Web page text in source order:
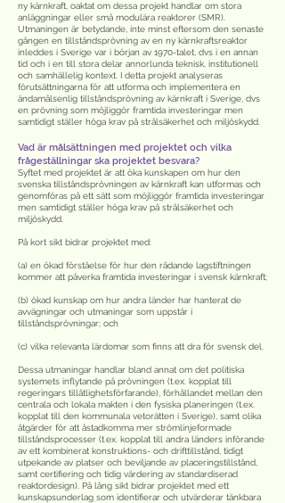
ny kärnkraft, oaktat om dessa projekt handlar om stora
anläggningar eller små modulära reaktorer (SMR).
Utmaningen är betydande, inte minst eftersom den senaste
gången en tillståndsprövning av en ny kärnkraftsreaktor
inleddes i Sverige var i början av 1970-talet, dvs i en annan
tid och i en till stora delar annorlunda teknisk, institutionell
och samhällelig kontext. I detta projekt analyseras
förutsättningarna för att utforma och implementera en
ändamålsenlig tillståndsprövning av kärnkraft i Sverige, dvs
en prövning som möjliggör framtida investeringar men
samtidigt ställer höga krav på strålsäkerhet och miljöskydd.
Vad är målsättningen med projektet och vilka
frågeställningar ska projektet besvara?
Syftet med projektet är att öka kunskapen om hur den
svenska tillståndsprövningen av kärnkraft kan utformas och
genomföras på ett sätt som möjliggör framtida investeringar
men samtidigt ställer höga krav på strålsäkerhet och
miljöskydd.
På kort sikt bidrar projektet med:
(a) en ökad förståelse för hur den rådande lagstiftningen
kommer att påverka framtida investeringar i svensk kärnkraft;
(b) ökad kunskap om hur andra länder har hanterat de
avvägningar och utmaningar som uppstår i
tillståndsprövningar; och
(c) vilka relevanta lärdomar som finns att dra för svensk del.
Dessa utmaningar handlar bland annat om det politiska
systemets inflytande på prövningen (t.ex. kopplat till
regeringars tillåtlighetsförfarande), förhållandet mellan den
centrala och lokala makten i den fysiska planeringen (t.ex.
kopplat till den kommunala vetorätten i Sverige), samt olika
åtgärder för att åstadkomma mer strömlinjeformade
tillståndsprocesser (t.ex. kopplat till andra länders införande
av ett kombinerat konstruktions- och drifttillstånd, tidigt
utpekande av platser och beviljande av placeringstillstånd,
samt certifiering och tidig värdering av standardiserad
reaktordesign). På lång sikt bidrar projektet med ett
kunskapsunderlag som identifierar och utvärderar tänkbara